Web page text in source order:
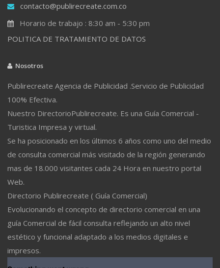
contacto@publirecreate.com.co
Horario de trabajo : 8:30 am - 5:30 pm
POLITICA DE TRATAMIENTO DE DATOS
Nosotros
Publirecreate Agencia de Publicidad .Servicio de Publicidad
100% Efectiva.
Nuestro DirectorioPublirecreate. Es una Guía Comercial -
Turistica Impresa y virtual.
Se ha posicionado en los últimos 6 años como uno del medio
de consulta comercial más visitado de la región generando
mas de 18.000 visitantes cada 24 Hora en nuestro portal
Web.
Directorio Publirecreate ( Guía Comercial)
Evolucionando el concepto de directorio comercial en una
guía Comercial de fácil consulta reflejando un alto nivel
estético y funcional adaptado a los medios digitales e
impresos.